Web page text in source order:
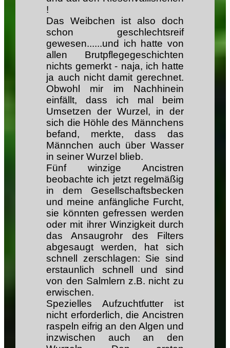
!
Das Weibchen ist also doch
schon geschlechtsreif
gewesen......und ich hatte von
allen Brutpflegegeschichten
nichts gemerkt - naja, ich hatte
ja auch nicht damit gerechnet.
Obwohl mir im Nachhinein
einfällt, dass ich mal beim
Umsetzen der Wurzel, in der
sich die Höhle des Männchens
befand, merkte, dass das
Männchen auch über Wasser
in seiner Wurzel blieb.
Fünf winzige Ancistren
beobachte ich jetzt regelmäßig
in dem Gesellschaftsbecken
und meine anfängliche Furcht,
sie könnten gefressen werden
oder mit ihrer Winzigkeit durch
das Ansaugrohr des Filters
abgesaugt werden, hat sich
schnell zerschlagen: Sie sind
erstaunlich schnell und sind
von den Salmlern z.B. nicht zu
erwischen.
Spezielles Aufzuchtfutter ist
nicht erforderlich, die Ancistren
raspeln eifrig an den Algen und
inzwischen auch an den